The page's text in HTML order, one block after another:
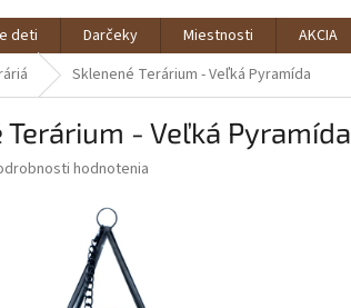
deti Darčeky Miestnosti AKCIA
Sklenené Terárium - Veľká Pyramída
Terárium - Veľká Pyramída
hodnotenia